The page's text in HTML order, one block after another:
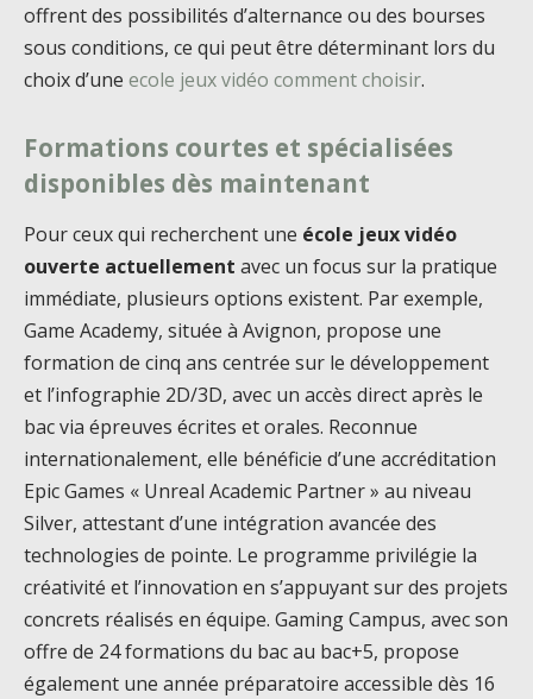
offrent des possibilités d’alternance ou des bourses
sous conditions, ce qui peut être déterminant lors du
choix d’une ecole jeux vidéo comment choisir.
Formations courtes et spécialisées
disponibles dès maintenant
Pour ceux qui recherchent une école jeux vidéo
ouverte actuellement avec un focus sur la pratique
immédiate, plusieurs options existent. Par exemple,
Game Academy, située à Avignon, propose une
formation de cinq ans centrée sur le développement
et l’infographie 2D/3D, avec un accès direct après le
bac via épreuves écrites et orales. Reconnue
internationalement, elle bénéficie d’une accréditation
Epic Games « Unreal Academic Partner » au niveau
Silver, attestant d’une intégration avancée des
technologies de pointe. Le programme privilégie la
créativité et l’innovation en s’appuyant sur des projets
concrets réalisés en équipe. Gaming Campus, avec son
offre de 24 formations du bac au bac+5, propose
également une année préparatoire accessible dès 16